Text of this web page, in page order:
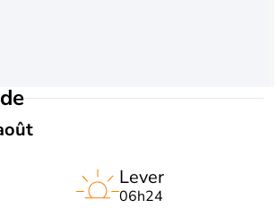
Lever
06h24